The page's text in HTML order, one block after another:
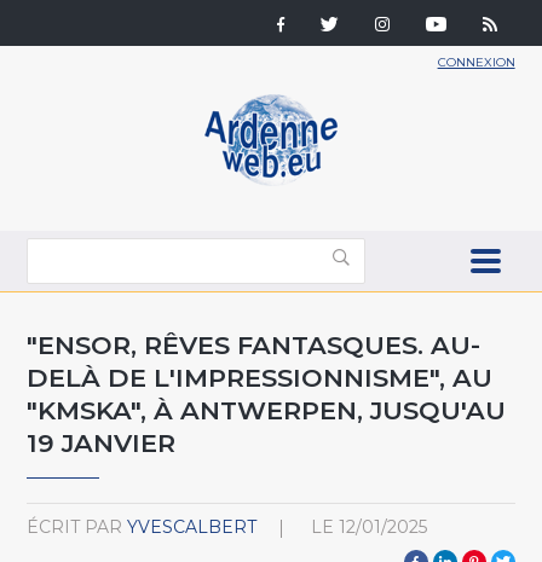
CONNEXION
"ENSOR, RÊVES FANTASQUES. AU-
DELÀ DE L'IMPRESSIONNISME", AU
"KMSKA", À ANTWERPEN, JUSQU'AU
19 JANVIER
ÉCRIT PAR YVESCALBERT LE 12/01/2025